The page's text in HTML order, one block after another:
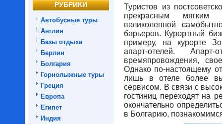
РУБРИКИ
Автобусные туры
Англия
Базы отдыха
Берлин
Болгария
Горнолыжные туры
Греция
Европа
Египет
Индия
Туристов из
прекрасным мягким
великолепной
барьеров. Курортный
примеру, на курорте
апарт-отелей. Апарт-
времяпровождения,
Однако по-настоящему
лишь в отеле более
сервисом. В связи с
гостиниц переходят на
окончательно
в Болгарию,